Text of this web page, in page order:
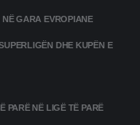
GARA EVROPIANE
DHE KUPËN E
PARË NË LIGË TË PARË